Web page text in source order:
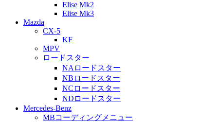
Elise Mk2
Elise Mk3
Mazda
CX-5
KF
MPV
ロードスター
NAロードスター
NBロードスター
NCロードスター
NDロードスター
Mercedes-Benz
MBコーディングメニュー